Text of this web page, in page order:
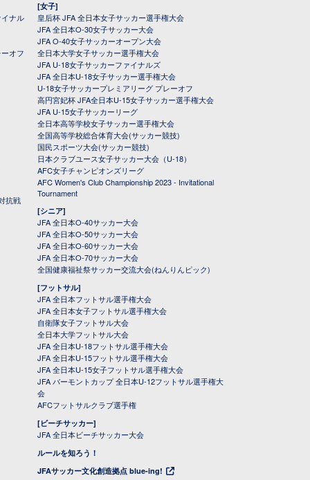
ナル
オフ
抗戦
[女子]
皇后杯 JFA 全日本女子サッカー選手権大会
JFA 全日本O-30女子サッカー大会
JFA O-40女子サッカーオープン大会
全日本大学女子サッカー選手権大会
JFA U-18女子サッカーファイナルズ
JFA 全日本U-18女子サッカー選手権大会
U-18女子サッカープレミアリーグ プレーオフ
高円宮妃杯 JFA全日本U-15女子サッカー選手権大会
JFA U-15女子サッカーリーグ
全日本高等学校女子サッカー選手権大会
全国高等学校総合体育大会(サッカー競技)
国民スポーツ大会(サッカー競技)
日本クラブユース女子サッカー大会（U-18）
AFC女子チャンピオンズリーグ
AFC Women's Club Championship 2023 - Invitational
Tournament
[シニア]
JFA 全日本O-40サッカー大会
JFA 全日本O-50サッカー大会
JFA 全日本O-60サッカー大会
JFA 全日本O-70サッカー大会
全国健康福祉祭サッカー交流大会(ねんりんピック)
[フットサル]
JFA 全日本フットサル選手権大会
JFA 全日本女子フットサル選手権大会
自衛隊女子フットサル大会
全日本大学フットサル大会
JFA 全日本U-18フットサル選手権大会
JFA 全日本U-15フットサル選手権大会
JFA 全日本U-15女子フットサル選手権大会
JFA バーモントカップ 全日本U-12フットサル選手権大
会
AFCフットサルクラブ選手権
[ビーチサッカー]
JFA 全日本ビーチサッカー大会
ルールを知ろう！
JFAサッカー文化創造拠点 blue-ing!